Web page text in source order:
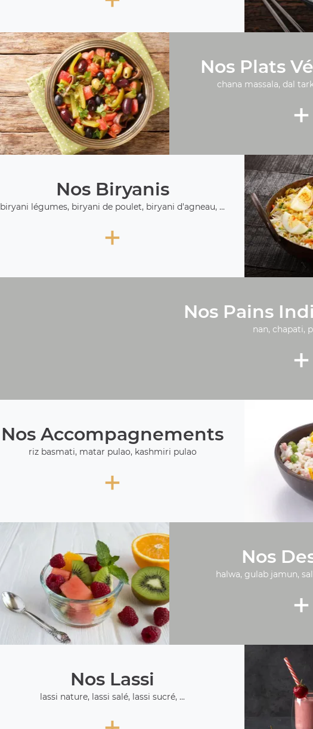
Nos Plats
chana massala, dal
+
Nos Biryanis
biryani légumes, biryani de poulet, biryani d'agneau, ...
+
Nos Pains
nan, chapati,
+
Nos Accompagnements
riz basmati, matar pulao, kashmiri pulao
+
Nos
halwa, gulab jamun,
+
Nos Lassi
lassi nature, lassi salé, lassi sucré, ...